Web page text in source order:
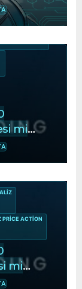
mi
PRICE ACTION
mi